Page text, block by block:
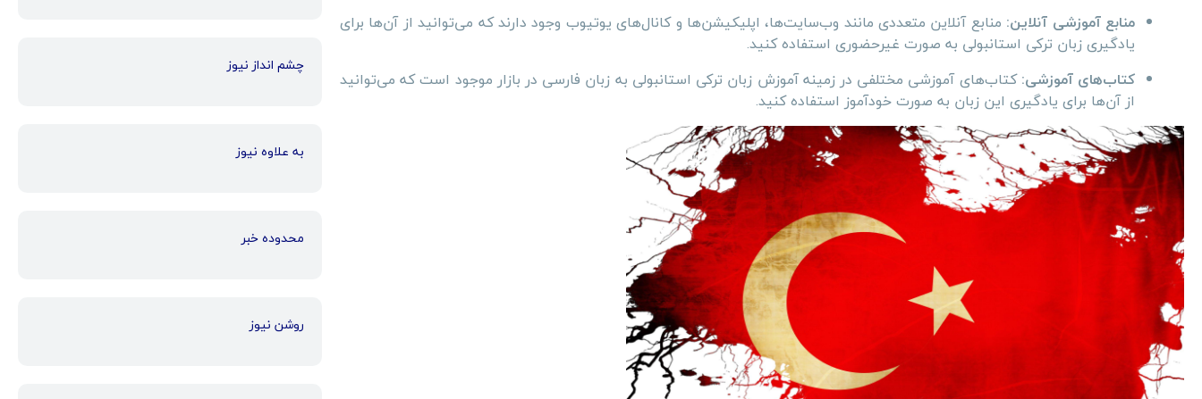
منابع آموزشی آنلاین: منابع آنلاین متعددی مانند وب‌سایت‌ها، اپلیکیشن‌ها و کانال‌های یوتیوب وجود دارند که می‌توانید از آن‌ها برای
یادگیری زبان ترکی استانبولی به صورت غیرحضوری استفاده کنید.
کتاب‌های آموزشی:کتاب‌های آموزشی مختلفی در زمینه آموزش زبان ترکی استانبولی به زبان فارسی در بازار موجود است که می‌توانید
از آن‌ها برای یادگیری این زبان به صورت خودآموز استفاده کنید.
چشم انداز نیوز
به علاوه نیوز
محدوده خبر
روشن نیوز